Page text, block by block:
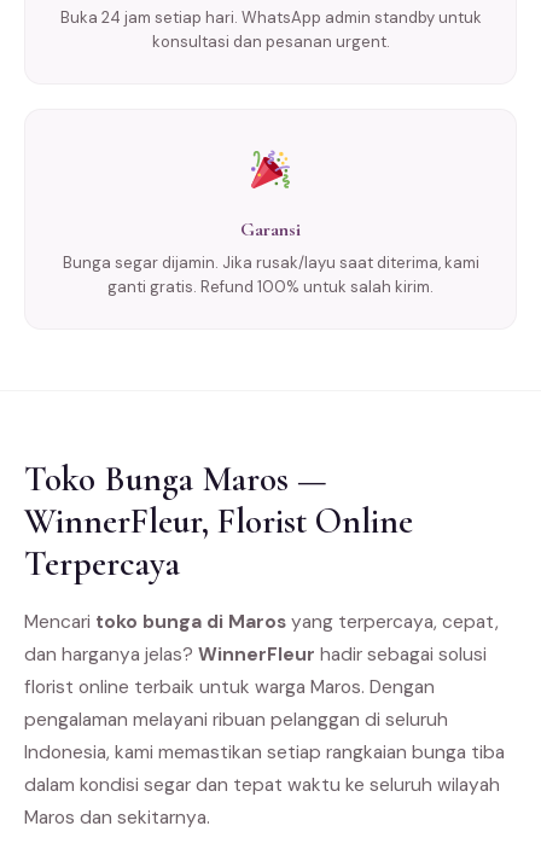
Buka 24 jam setiap hari. WhatsApp admin standby untuk
konsultasi dan pesanan urgent.
Garansi
Bunga segar dijamin. Jika rusak/layu saat diterima, kami
ganti gratis. Refund 100% untuk salah kirim.
Toko Bunga Maros —
WinnerFleur, Florist Online
Terpercaya
Mencari toko bunga di Maros yang terpercaya, cepat,
dan harganya jelas? WinnerFleur hadir sebagai solusi
florist online terbaik untuk warga Maros. Dengan
pengalaman melayani ribuan pelanggan di seluruh
Indonesia, kami memastikan setiap rangkaian bunga tiba
dalam kondisi segar dan tepat waktu ke seluruh wilayah
Maros dan sekitarnya.